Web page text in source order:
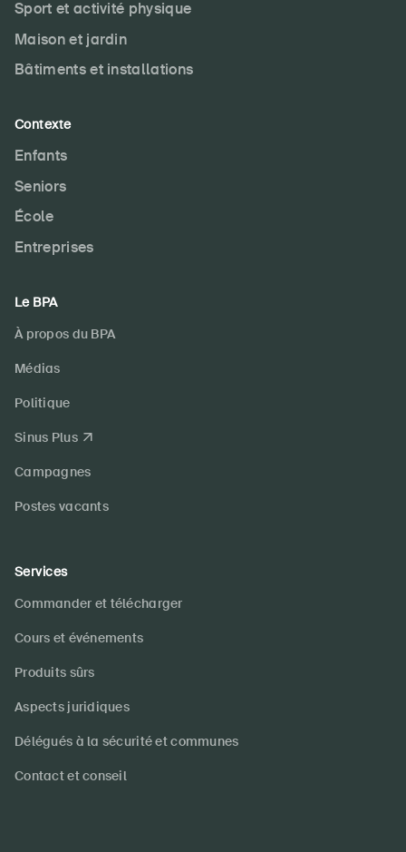
Sport et activité physique
Maison et jardin
Bâtiments et installations
Contexte
Enfants
Seniors
École
Entreprises
Le BPA
À propos du BPA
Médias
Politique
Sinus Plus
Campagnes
Postes vacants
Services
Commander et télécharger
Cours et événements
Produits sûrs
Aspects juridiques
Délégués à la sécurité et communes
Contact et conseil